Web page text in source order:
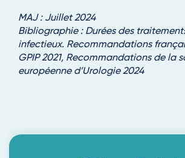
MAJ : Juillet 2024
Bibliographie : Durées des
infectieux. Recommandations
GPIP 2021, Recommandations de la
européenne d’Urologie 2024